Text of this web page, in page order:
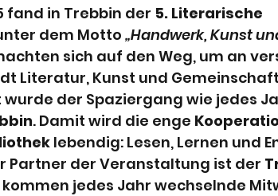
Ministerin für Bildung,
Bibliothek Förderverein
fand in Trebbin der 5. Literarische
dem Motto „Handwerk, Kunst
sich auf den Weg, um an
Literatur, Kunst und
wurde der Spaziergang wie jedes
. Damit wird die enge
lebendig: Lesen, Lernen und
Partner der Veranstaltung ist der
kommen jedes Jahr wechselnde